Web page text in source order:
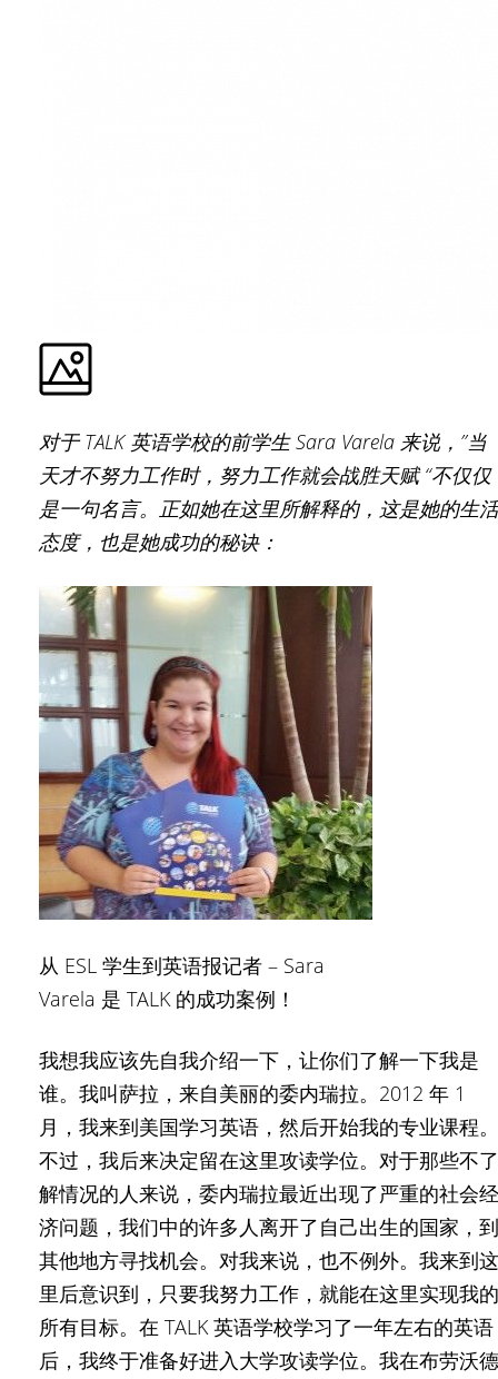
对于 TALK 英语学校的前学生 Sara Varela 来说，”当
天才不努力工作时，努力工作就会战胜天赋 “不仅仅
是一句名言。正如她在这里所解释的，这是她的生活
态度，也是她成功的秘诀：
从 ESL 学生到英语报记者 – Sara
Varela 是 TALK 的成功案例！
我想我应该先自我介绍一下，让你们了解一下我是
谁。我叫萨拉，来自美丽的委内瑞拉。2012 年 1
月，我来到美国学习英语，然后开始我的专业课程。
不过，我后来决定留在这里攻读学位。对于那些不了
解情况的人来说，委内瑞拉最近出现了严重的社会经
济问题，我们中的许多人离开了自己出生的国家，到
其他地方寻找机会。对我来说，也不例外。我来到这
里后意识到，只要我努力工作，就能在这里实现我的
所有目标。在 TALK 英语学校学习了一年左右的英语
后，我终于准备好进入大学攻读学位。我在布劳沃德